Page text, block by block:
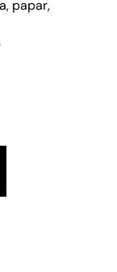
papar,